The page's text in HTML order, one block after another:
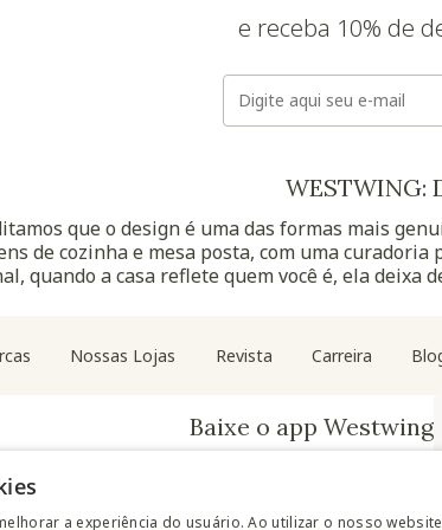
e receba 10% de
WESTWING:
que o design é uma das formas mais
de cozinha e mesa posta, com uma
quando a casa reflete quem você é, ela deixa
Nossas Lojas Revista Carreira
Baixe o app Westwing
a experiência do usuário. Ao utilizar o nosso